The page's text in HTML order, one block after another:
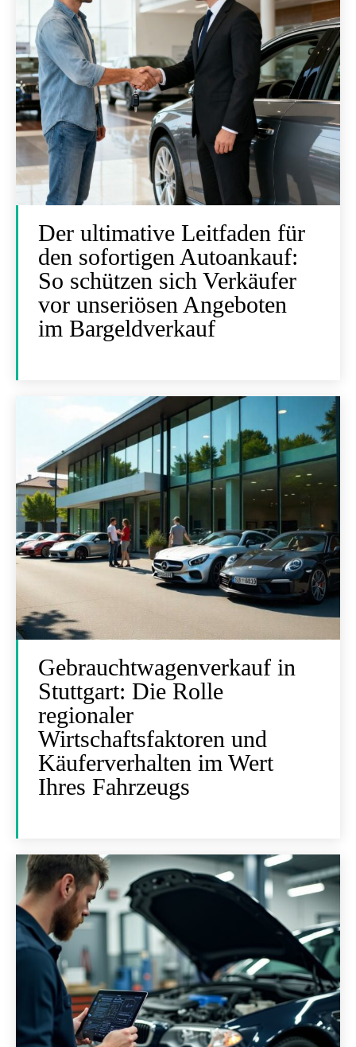
Der ultimative Leitfaden für
den sofortigen Autoankauf:
So schützen sich Verkäufer
vor unseriösen Angeboten
im Bargeldverkauf
Gebrauchtwagenverkauf in
Stuttgart: Die Rolle
regionaler
Wirtschaftsfaktoren und
Käuferverhalten im Wert
Ihres Fahrzeugs